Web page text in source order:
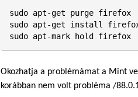
sudo apt-get purge firefox
sudo apt-get install
sudo apt-mark hold firefox
Okozhatja a problémámat a Mint
korábban nem volt probléma /